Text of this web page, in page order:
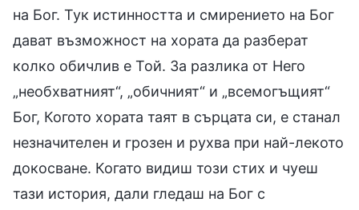
на Бог. Тук истинността и смирението на Бог
дават възможност на хората да разберат
колко обичлив е Той. За разлика от Него
„необхватният“, „обичният“ и „всемогъщият“
Бог, Когото хората таят в сърцата си, е станал
незначителен и грозен и рухва при най-лекото
докосване. Когато видиш този стих и чуеш
тази история, дали гледаш на Бог с